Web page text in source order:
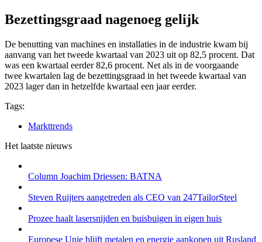
Bezettingsgraad nagenoeg gelijk
De benutting van machines en installaties in de industrie kwam bij
aanvang van het tweede kwartaal van 2023 uit op 82,5 procent. Dat
was een kwartaal eerder 82,6 procent. Net als in de voorgaande
twee kwartalen lag de bezettingsgraad in het tweede kwartaal van
2023 lager dan in hetzelfde kwartaal een jaar eerder.
Tags:
Markttrends
Het laatste nieuws
Column Joachim Driessen: BATNA
Steven Ruijters aangetreden als CEO van 247TailorSteel
Prozee haalt lasersnijden en buisbuigen in eigen huis
Europese Unie blijft metalen en energie aankopen uit Rusland